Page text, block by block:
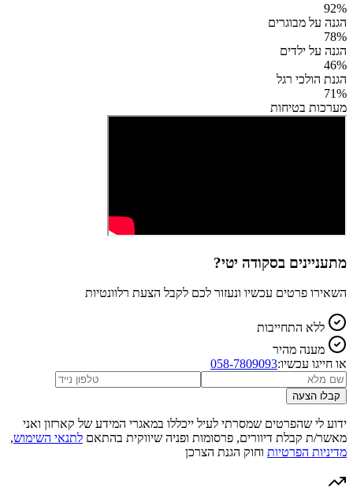
92%
הגנה על מבוגרים
78%
הגנה על ילדים
46%
הגנת הולכי רגל
71%
מערכות בטיחות
מתעניינים בסקודה יטי?
השאירו פרטים עכשיו ונעזור לכם לקבל הצעת רלוונטיות
ללא התחייבות
מענה מהיר
או חייגו עכשיו:058-7809093
קבלו הצעה
ידוע לי שהפרטים שמסרתי לעיל ייכללו במאגרי המידע של קארזון ואני
מאשר/ת קבלת דיוורים, פרסומות ופניה שיווקית בהתאם לתנאי השימוש,
מדיניות הפרטיות וחוק הגנת הצרכן